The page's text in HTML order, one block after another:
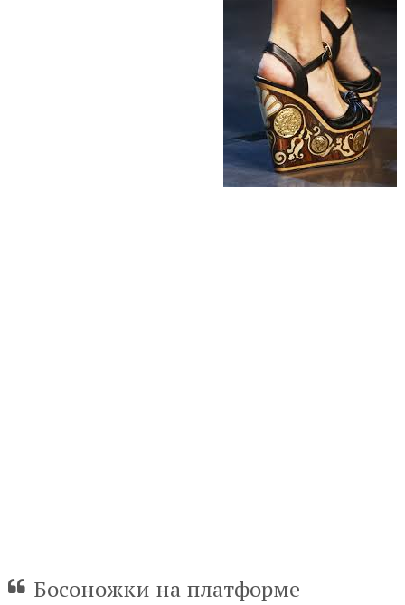
Босоножки на платформе